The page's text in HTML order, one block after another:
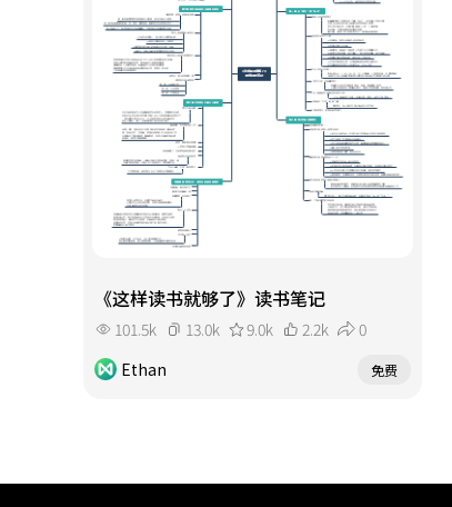
《这样读书就够了》读书笔记
101.5k 13.0k 9.0k 2.2k
0
Ethan
免费